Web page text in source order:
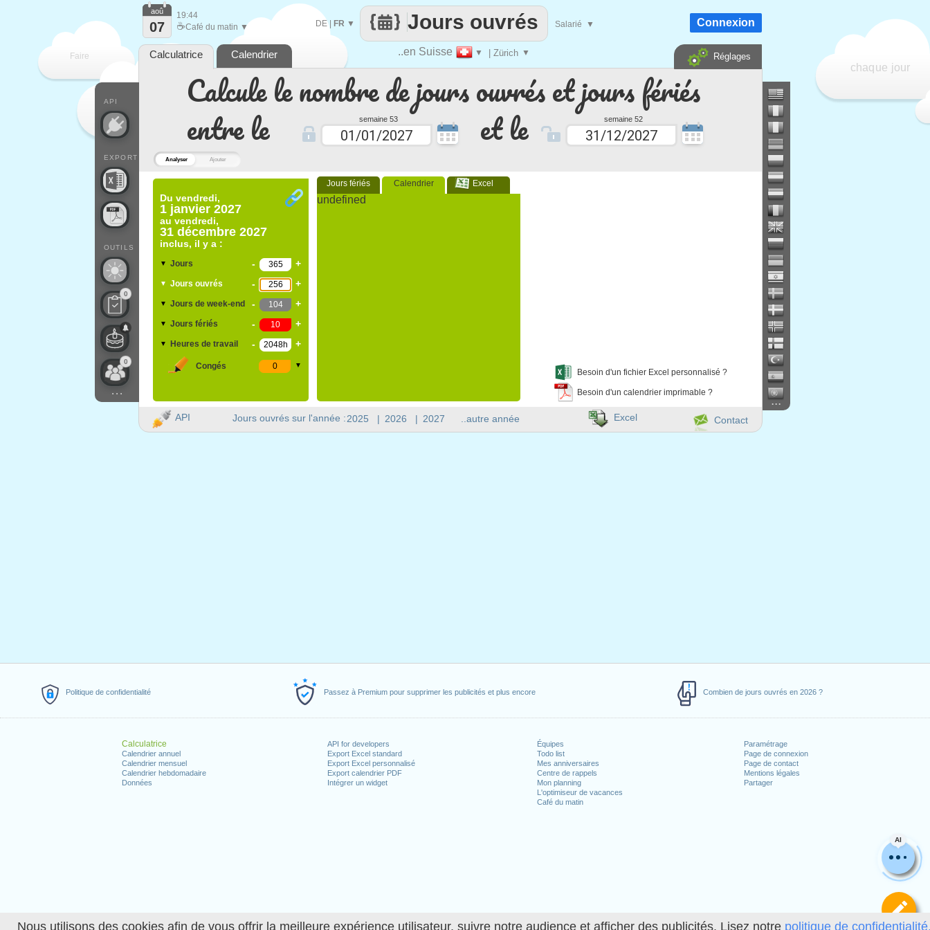
Nous utilisons des cookies afin de vous offrir la meilleure expérience utilisateur, suivre notre audience et afficher des publicités. Lisez notre politique de
Politique de confidentialité Passez à Premium pour supprimer les publicités et plus encore Combien de jours ouvrés en 2026 ?
Calculatrice
Calendrier annuel
Calendrier mensuel
Calendrier hebdomadaire
Données
API for developers
Export Excel standard
Export Excel personnalisé
Export calendrier PDF
Intégrer un widget
Équipes
Todo list
Mes anniversaires
Centre de rappels
Mon planning
L'optimiseur de vacances
Café du matin
Paramétrage
Page de connexion
Page de contact
Mentions légales
Partager
Analyser Ajouter
Calcule le nombre de jours ouvrés et jours fériés
entre le
semaine 53 et le semaine 52
Du vendredi,
1 janvier 2027
au vendredi,
31 décembre 2027
inclus, il y a :
▼ Jours - +
▼ Jours ouvrés - +
▼ Jours de week-end - +
▼ Jours fériés - +
▼ Heures de travail - +
Congés ▼
Jours fériés Calendrier Excel
undefined
Besoin d'un fichier Excel personnalisé ?
Besoin d'un calendrier imprimable ?
AI
Faire
chaque jour
..en Suisse ▼ | Zürich ▼
Jours ouvrés
DE| FR ▼ Salarié ▼
API
EXPORT
OUTILS
0
0
...
aoû
07
19:44
☕Café du matin ▼ Connexion
Calculatrice Calendrier Réglages
Jours ouvrés sur l'année :2025 | 2026 | 2027 ..autre année
...
API Contact
Excel